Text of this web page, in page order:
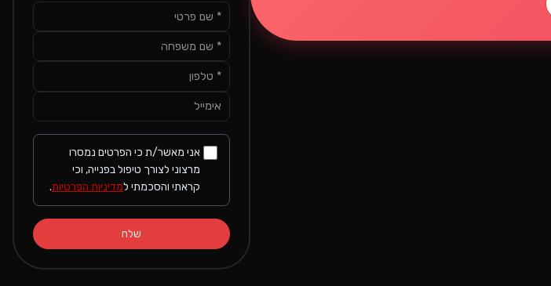
אני מאשר/ת כי הפרטים נמסרו
מרצוני לצורך טיפול בפנייה, וכי
קראתי והסכמתי למדיניות הפרטיות.
שלח